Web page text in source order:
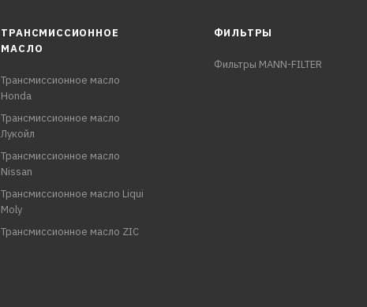
ТРАНСМИССИОННОЕ
МАСЛО
Трансмиссионное масло
Honda
Трансмиссионное масло
Лукойл
Трансмиссионное масло
Nissan
Трансмиссионное масло Liqui
Moly
Трансмиссионное масло ZIC
ФИЛЬТРЫ
Фильтры MANN-FILTER